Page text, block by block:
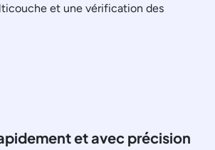
et une vérification des
et avec précision